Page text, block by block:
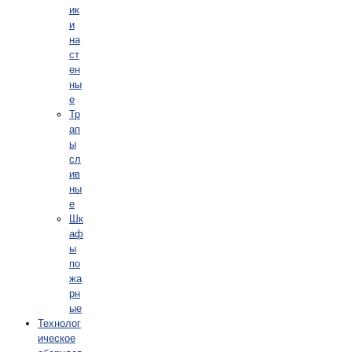
ик
и
на
ст
ен
ны
е
Тр
ап
ы
сл
ив
ны
е
Шк
аф
ы
по
жа
рн
ые
Технолог
ическое